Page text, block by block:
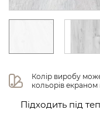
Колір виробу
кольорів екраном
Підходить під